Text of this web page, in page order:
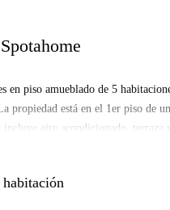
en piso amueblado de 5
propiedad está en el 1er piso de
incluye aire acondicionado, terraza